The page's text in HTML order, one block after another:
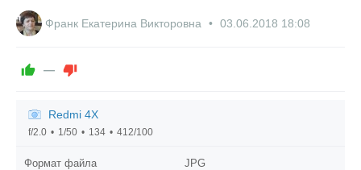
Франк Екатерина Викторовна 03.06.2018 18:08
—
Redmi 4X
f/2.0 1/50 134 412/100
Формат файла
JPG